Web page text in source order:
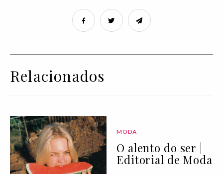
Relacionados
MODA
O alento do ser |
Editorial de Moda